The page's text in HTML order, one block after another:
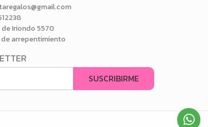
de Iriondo 5570
arrepentimiento
SUSCRIBIRME